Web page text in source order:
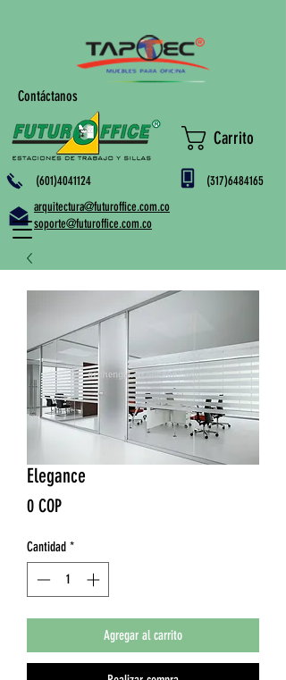
Contáctanos
Carrito
(601)4041124
(317)6484165
arquitectura@futuroffice.com.co
soporte@futuroffice.com.co
Elegance
0 COPPrecio
Cantidad *
Agregar al carrito